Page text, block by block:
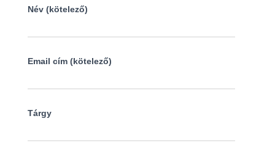
Név (kötelező)
Email cím (kötelező)
Tárgy